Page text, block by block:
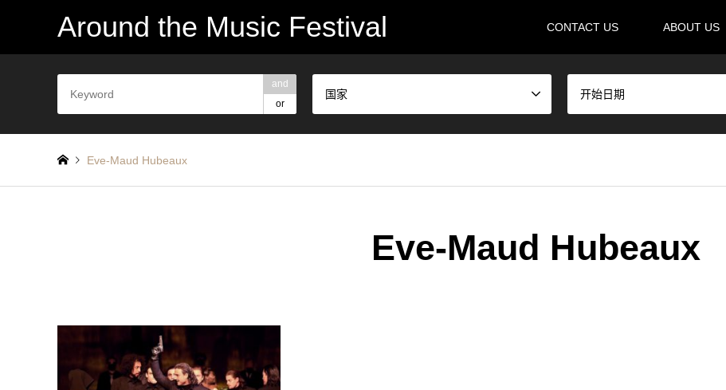
Around the Music Festival CONTACT US ABOUT US
and
or
国家 开始日期
Eve-Maud Hubeaux
Eve-Maud Hubeaux